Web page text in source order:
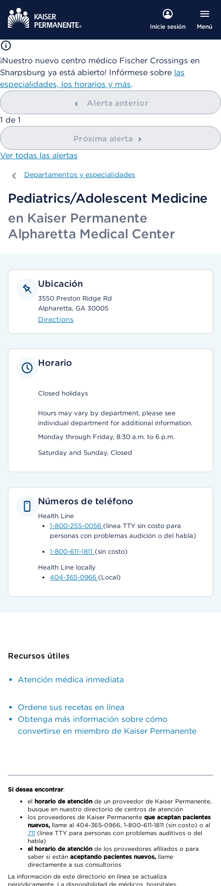
Inicie sesión Menú
¡Nuestro nuevo centro médico Fischer Crossings en
Sharpsburg ya está abierto! Infórmese sobre las
especialidades, los horarios y más.
Alerta anterior
mostrando
1 de 1
Próxima alerta
Ver todas las alertas
Departamentos y especialidades
Departamentos y especialidades
Pediatrics/Adolescent Medicine
en Kaiser Permanente
Alpharetta Medical Center
Ubicación
3550 Preston Ridge Rd
Alpharetta, GA 30005
Directions
Horario
Closed holidays
Hours may vary by department, please see
individual department for additional information.
Monday through Friday, 8:30 a.m. to 6 p.m.
Saturday and Sunday, Closed
Números de teléfono
Health Line
1-800-255-0056 (linea TTY sin costo para
personas con problemas audición o del habla)
1-800-611-1811 (sin costo)
Health Line locally
404-365-0966 (Local)
Recursos útiles
Atención médica inmediata
Ordene sus recetas en línea
Obtenga más información sobre cómo
convertirse en miembro de Kaiser Permanente
Si desea encontrar:
el horario de atención de un proveedor de Kaiser Permanente,
busque en nuestro directorio de centros de atención
los proveedores de Kaiser Permanente que aceptan pacientes
nuevos, llame al 404-365-0966, 1-800-611-1811 (sin costo) o al
711 (línea TTY para personas con problemas auditivos o del
habla)
el horario de atención de los proveedores afiliados o para
saber si están aceptando pacientes nuevos, llame
directamente a sus consultorios
La información de este directorio en línea se actualiza
periódicamente. La disponibilidad de médicos, hospitales,